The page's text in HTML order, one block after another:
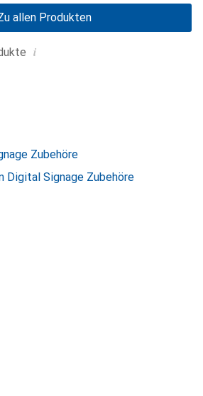
i
allen Produkten
Zubehöre
Digital Signage Zubehöre